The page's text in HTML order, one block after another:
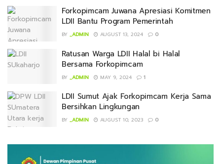
Forkopimcam Juwana Apresiasi Komitmen
LDII Bantu Program Pemerintah
BY _ADMIN AUGUST 13, 2024 0
Ratusan Warga LDII Halal bi Halal
Bersama Forkopimcam
BY _ADMIN MAY 9, 2024 1
LDII Sumut Ajak Forkopimcam Kerja Sama
Bersihkan Lingkungan
BY _ADMIN AUGUST 10, 2023 0